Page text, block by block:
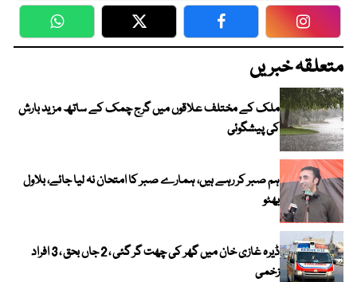
WhatsApp Twitter Facebook
متعلقہ خبریں
ملک کے مختلف علاقوں میں گرج چمک کے ساتھ مزید بارش
کی پیشگوئی
ہم صبر کر رہے ہیں، ہمارے صبر کا امتحان نہ لیا جائے، بلاول
بھٹو
ڈیرہ غازی خان میں گھر کی چھت گر گئی ، 2 جاں بحق ، 3 افراد
زخمی